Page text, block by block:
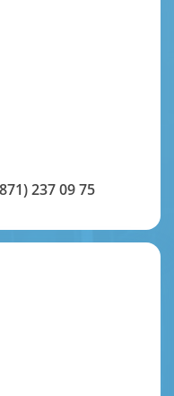
237 09 75